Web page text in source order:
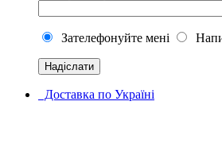
Зателефонуйте мені
Доставка по Україні